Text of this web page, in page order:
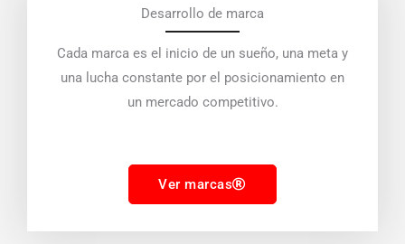
Desarrollo de marca
Cada marca es el inicio de un sueño, una meta y
una lucha constante por el posicionamiento en
un mercado competitivo.
Ver marcas